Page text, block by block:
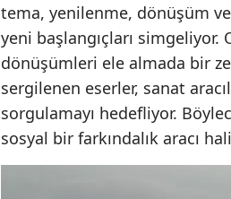
tema, yenilenme, dönüşüm
yeni başlangıçları
dönüşümleri ele almada bir
sergilenen eserler, sanat
sorgulamayı hedefliyor.
sosyal bir farkındalık aracı